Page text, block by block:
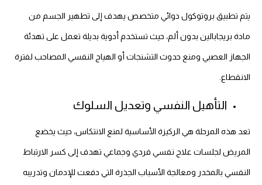
يتم تطبيق بروتوكول دوائي متخصص يهدف إلى تطهير الجسم من
مادة بريجابالين بدون ألم، حيث تستخدم أدوية بديلة تعمل على تهدئة
الجهاز العصبي ومنع حدوث التشنجات أو الهياج النفسي المصاحب لفترة
الانقطاع.
التأهيل النفسي وتعديل السلوك
تعد هذه المرحلة هي الركيزة الأساسية لمنع الانتكاس، حيث يخضع
المريض لجلسات علاج نفسي فردي وجماعي تهدف إلى كسر الارتباط
النفسي بالمخدر ومعالجة الأسباب الجذرة التي دفعت للإدمان وتدريبه